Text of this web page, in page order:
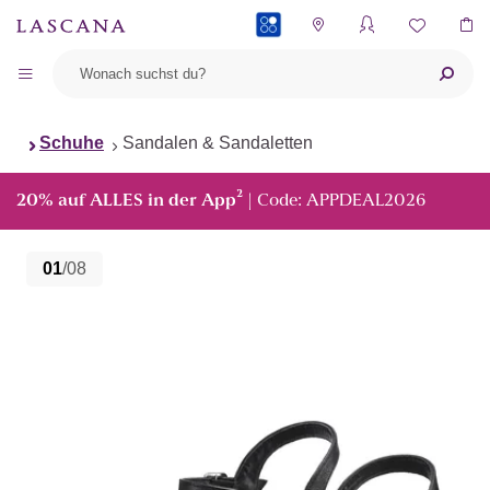
Schuhe Sandalen & Sandaletten
20% auf ALLES in der App² | Code: APPDEAL2026
01/08